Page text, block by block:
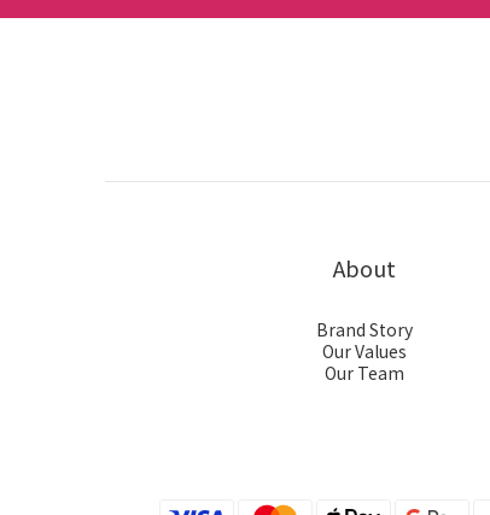
About
Brand Story
Our Values
Our Team